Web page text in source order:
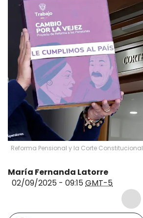
Reforma Pensional y la Corte Constitucional
María Fernanda Latorre
02/09/2025 - 09:15GMT-5